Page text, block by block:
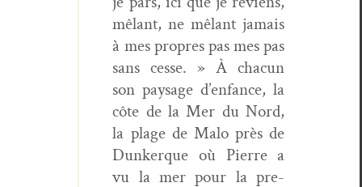
mêlant, ne mêlant jamais
à mes pro­pres pas mes pas
sans cesse. » À cha­cun
son paysage d’enfance, la
côte de la Mer du Nord,
la plage de Malo près de
Dunkerque où Pierre a
vu la mer pour la pre­